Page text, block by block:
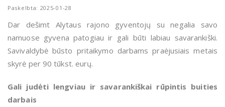
Paskelbta: 2025-01-28
Dar dešimt Alytaus rajono gyventojų su negalia savo
namuose gyvena patogiau ir gali būti labiau savarankiški.
Savivaldybė būsto pritaikymo darbams praėjusiais metais
skyrė per 90 tūkst. eurų.
Gali judėti lengviau ir savarankiškai rūpintis buities
darbais